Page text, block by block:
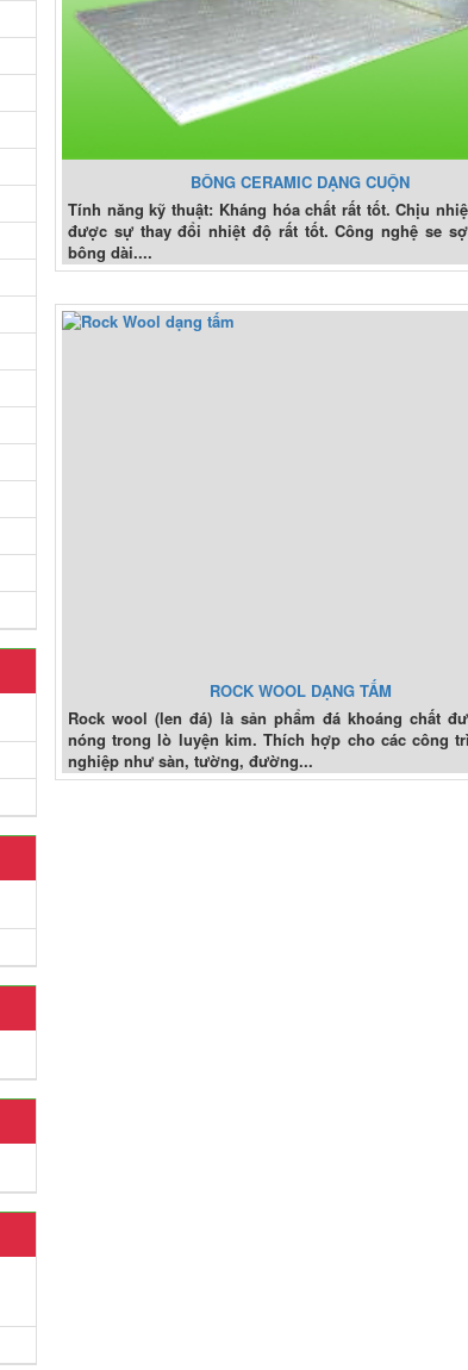
BÔNG CERAMIC DẠNG CUỘN
Tính năng kỹ thuật: Kháng hóa chất rất tốt. Chịu
được sự thay đổi nhiệt độ rất tốt. Công nghệ se
bông dài....
ROCK WOOL DẠNG TẤM
Rock wool (len đá) là sản phẩm đá khoáng chất
nóng trong lò luyện kim. Thích hợp cho các công
nghiệp như sàn, tường, đường...